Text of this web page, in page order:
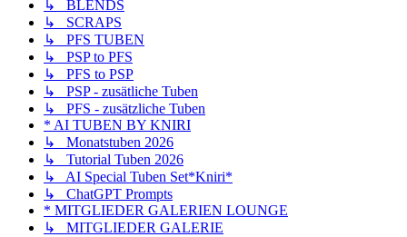
↳ BLENDS
↳ SCRAPS
↳ PFS TUBEN
↳ PSP to PFS
↳ PFS to PSP
↳ PSP - zusätliche Tuben
↳ PFS - zusätzliche Tuben
* AI TUBEN BY KNIRI
↳ Monatstuben 2026
↳ Tutorial Tuben 2026
↳ AI Special Tuben Set*Kniri*
↳ ChatGPT Prompts
* MITGLIEDER GALERIEN LOUNGE
↳ MITGLIEDER GALERIE